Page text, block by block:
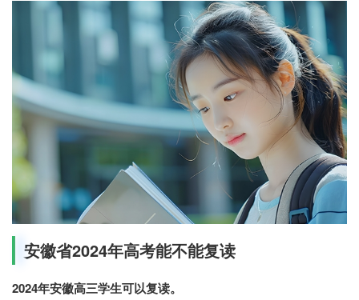
安徽省2024年高考能不能复读
2024年安徽高三学生可以复读。